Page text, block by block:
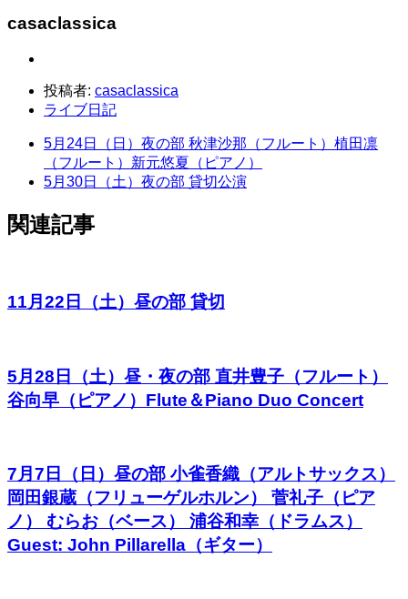
casaclassica
投稿者: casaclassica
ライブ日記
5月24日（日）夜の部 秋津沙那（フルート）植田凛
（フルート）新元悠夏（ピアノ）
5月30日（土）夜の部 貸切公演
関連記事
11月22日（土）昼の部 貸切
5月28日（土）昼・夜の部 直井豊子（フルート）
谷向早（ピアノ）Flute＆Piano Duo Concert
7月7日（日）昼の部 小雀香織（アルトサックス）
岡田銀蔵（フリューゲルホルン） 菅礼子（ピア
ノ） むらお（ベース） 浦谷和幸（ドラムス）
Guest: John Pillarella（ギター）